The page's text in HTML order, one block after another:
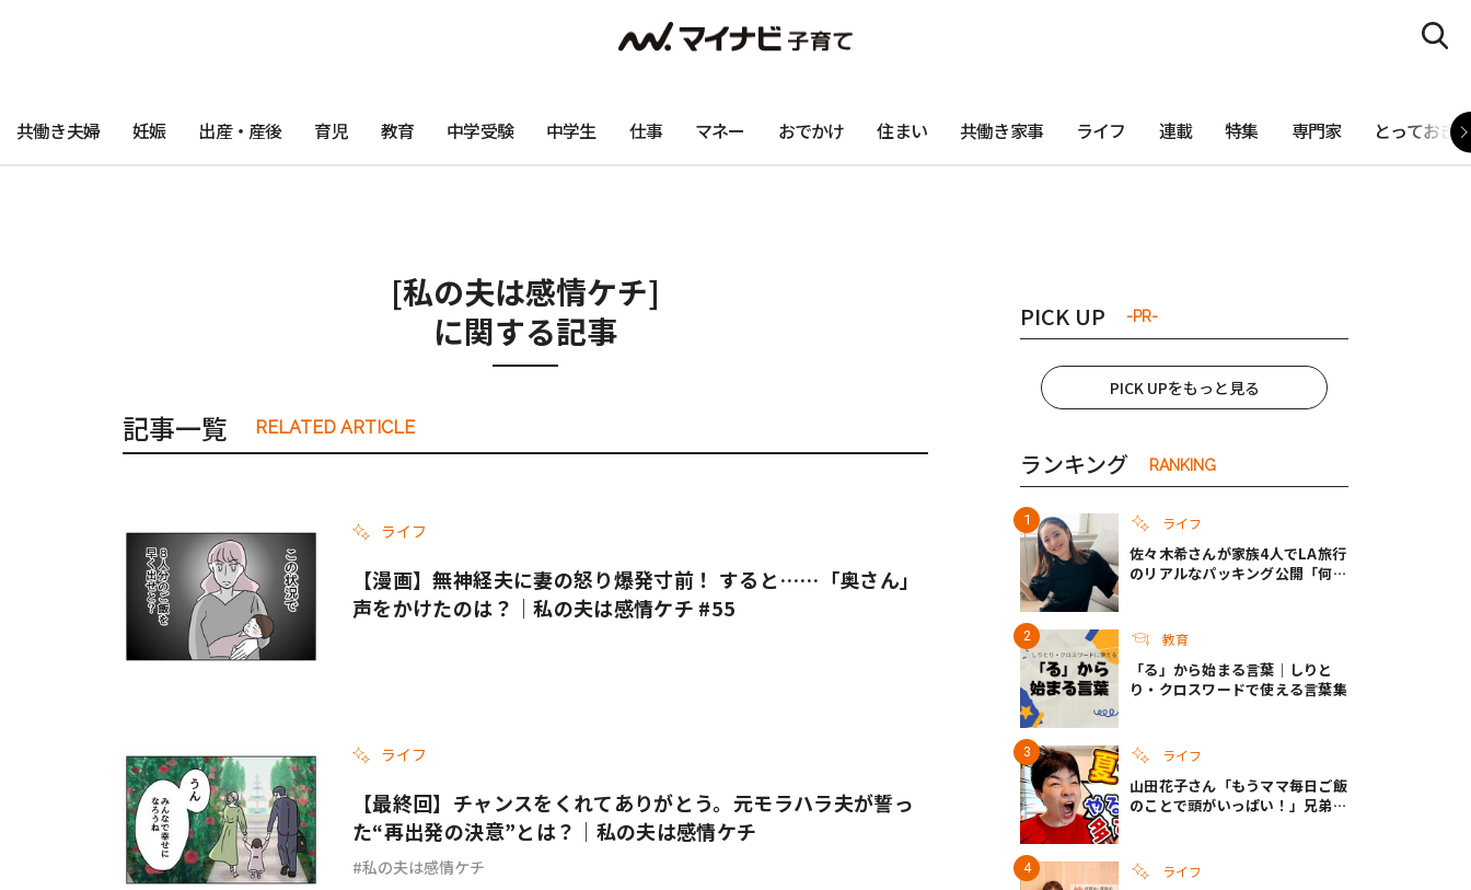
#ワンオペ育児 #コミックエッセイ #共働き夫婦 #産休 #育休
#渡邊大地の令和的ワーパパ道
共働き夫婦 妊娠 出産・産後 育児 教育 中学受験 中学生 仕事 マネー おでかけ 住まい 共働き家事 ライフ 連載 特集 専門家 とっておき
[私の夫は感情ケチ]
に関する記事
記事一覧 RELATED ARTICLE
ライフ
【漫画】無神経夫に妻の怒り爆発寸前！ すると……「奥さん」
声をかけたのは？｜私の夫は感情ケチ #55
ライフ
【最終回】チャンスをくれてありがとう。元モラハラ夫が誓っ
た“再出発の決意”とは？｜私の夫は感情ケチ
私の夫は感情ケチ
PICK UP -PR-
PICK UPをもっと見る
ランキング RANKING
ライフ
佐々木希さんが家族4人でLA旅行
のリアルなパッキング公開「何が
教育
「る」から始まる言葉｜しりと
り・クロスワードで使える言葉集
ライフ
山田花子さん「もうママ毎日ご飯
のことで頭がいっぱい！」兄弟夏
ライフ